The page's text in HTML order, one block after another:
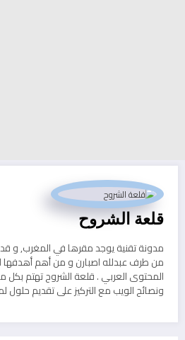
قلعة الشروح
من طرف عبدلله اصبارن و من أهم أهدفها
المحتوى العربي . قلعة الشروح تهتم بكل
ونصائح الويب مع التركيز على تقديم